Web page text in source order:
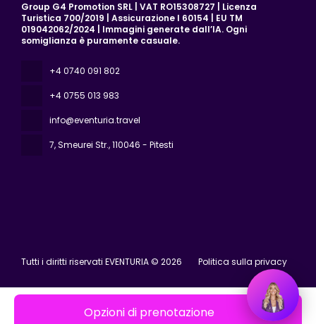
Opzioni di prenotazione
Group G4 Promotion SRL | VAT RO15308727 | Licenza
Turistica 700/2019 | Assicurazione I 60154 | EU TM
019042062/2024 | Immagini generate dall’IA. Ogni
somiglianza è puramente casuale.
+4 0740 091 802
+4 0755 013 983
info@eventuria.travel
7, Smeurei Str., 110046 - Pitesti
Tutti i diritti riservati EVENTURIA © 2026 Politica sulla privacy